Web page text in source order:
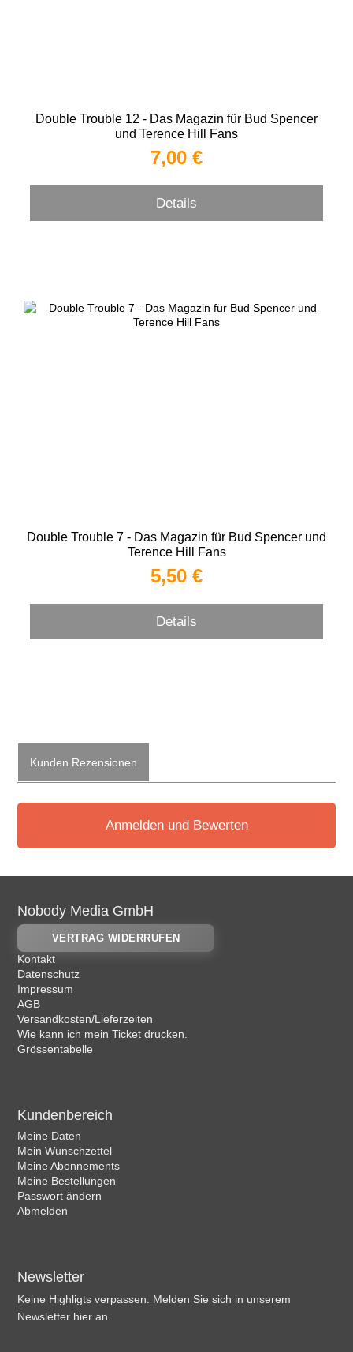
Double Trouble 12 - Das Magazin für Bud Spencer
und Terence Hill Fans
7,00 €
Details
Double Trouble 7 - Das Magazin für Bud Spencer und
Terence Hill Fans
5,50 €
Details
Kunden Rezensionen
Anmelden und Bewerten
Nobody Media GmbH
VERTRAG WIDERRUFEN
Kontakt
Datenschutz
Impressum
AGB
Versandkosten/Lieferzeiten
Wie kann ich mein Ticket drucken.
Grössentabelle
Kundenbereich
Meine Daten
Mein Wunschzettel
Meine Abonnements
Meine Bestellungen
Passwort ändern
Abmelden
Newsletter
Keine Highligts verpassen. Melden Sie sich in unserem
Newsletter hier an.